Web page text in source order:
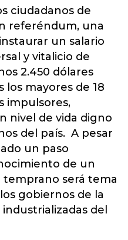
ciudadanos de
referéndum, una
un salario
y vitalicio de
2.450 dólares
los mayores de 18
impulsores,
nivel de vida digno
del país. A pesar
un paso
de un
será tema
gobiernos de la
del